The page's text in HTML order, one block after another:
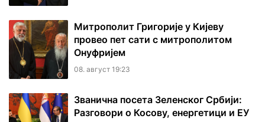
Митрополит Григорије у Кијеву
провео пет сати с митрополитом
Онуфријем
08. август 19:23
Званична посета Зеленског Србији:
Разговори о Косову, енергетици и ЕУ